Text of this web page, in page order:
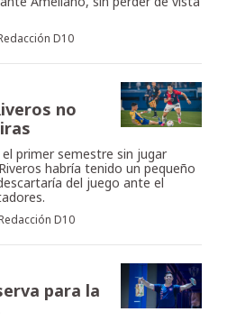
D10
no
primer semestre sin jugar
habría tenido un pequeño
del juego ante el
D10
para la